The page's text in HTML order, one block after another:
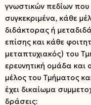
γνωστικών πεδίων
συγκεκριμένα, κάθε
διδάκτορας ή
επίσης και κάθε
μεταπτυχιακός) του
ερευνητική ομάδα
μέλος του Τμήματος
έχει δικαίωμα
δράσεις: